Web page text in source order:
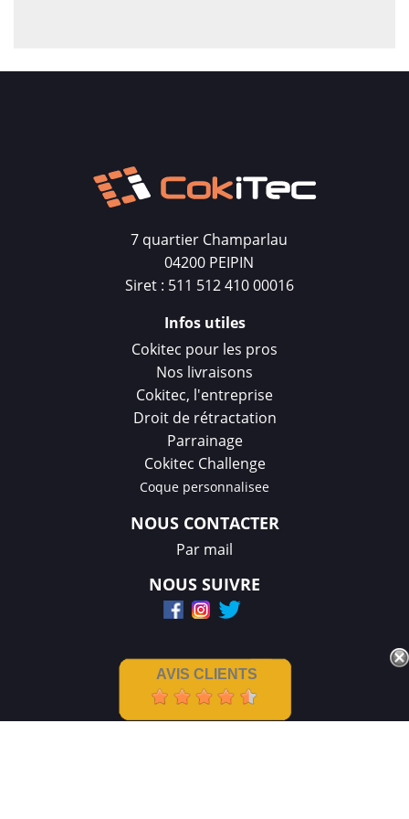
C'est une déclaration de style, de confort et
7 quartier Champarlau
04200 PEIPIN
Siret : 511 512 410 00016
Infos utiles
Cokitec pour les pros
Nos livraisons
Cokitec, l'entreprise
Droit de rétractation
Parrainage
Cokitec Challenge
Coque personnalisee
NOUS CONTACTER
Par mail
NOUS SUIVRE
AVIS CLIENTS